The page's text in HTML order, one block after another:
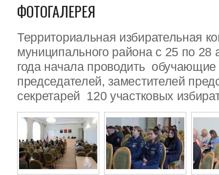
ФОТОГАЛЕРЕЯ
Территориальная избирательная
муниципального района с 25 по 28
года начала проводить
председателей, заместителей
секретарей 120 участковых